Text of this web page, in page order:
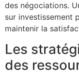
des négociations.
sur investissement
maintenir la
Les
des